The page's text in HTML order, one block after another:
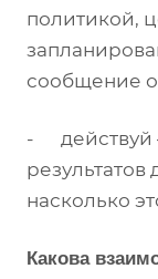
политикой,
сообщение о
- действуй
результатов
насколько
Какова